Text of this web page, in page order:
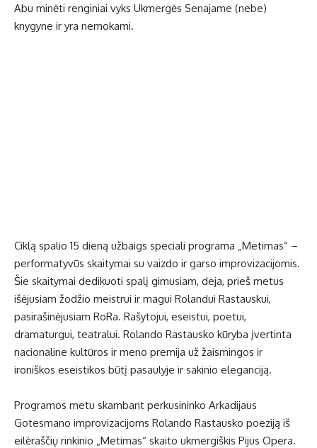
Abu minėti renginiai vyks Ukmergės Senajame (nebe)
knygyne ir yra nemokami.
Ciklą spalio 15 dieną užbaigs speciali programa „Metimas“ –
performatyvūs skaitymai su vaizdo ir garso improvizacijomis.
Šie skaitymai dedikuoti spalį gimusiam, deja, prieš metus
išėjusiam žodžio meistrui ir magui Rolandui Rastauskui,
pasirašinėjusiam RoRa. Rašytojui, eseistui, poetui,
dramaturgui, teatralui. Rolando Rastausko kūryba įvertinta
nacionaline kultūros ir meno premija už žaismingos ir
ironiškos eseistikos būtį pasaulyje ir sakinio eleganciją.
Programos metu skambant perkusininko Arkadijaus
Gotesmano improvizacijoms Rolando Rastausko poeziją iš
eilėraščių rinkinio „Metimas“ skaito ukmergiškis Pijus Opera.